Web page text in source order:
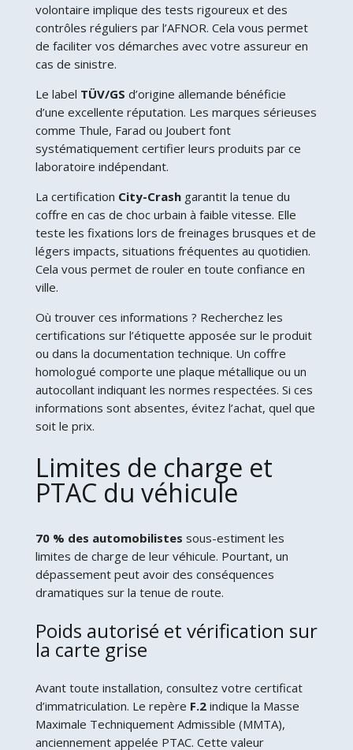
volontaire implique des tests rigoureux et des
contrôles réguliers par l’AFNOR. Cela vous permet
de faciliter vos démarches avec votre assureur en
cas de sinistre.
Le label TÜV/GS d’origine allemande bénéficie
d’une excellente réputation. Les marques sérieuses
comme Thule, Farad ou Joubert font
systématiquement certifier leurs produits par ce
laboratoire indépendant.
La certification City-Crashgarantit la tenue du
coffre en cas de choc urbain à faible vitesse. Elle
teste les fixations lors de freinages brusques et de
légers impacts, situations fréquentes au quotidien.
Cela vous permet de rouler en toute confiance en
ville.
Où trouver ces informations ? Recherchez les
certifications sur l’étiquette apposée sur le produit
ou dans la documentation technique. Un coffre
homologué comporte une plaque métallique ou un
autocollant indiquant les normes respectées. Si ces
informations sont absentes, évitez l’achat, quel que
soit le prix.
Limites de charge et
PTAC du véhicule
70 % des automobilistes sous-estiment les
limites de charge de leur véhicule. Pourtant, un
dépassement peut avoir des conséquences
dramatiques sur la tenue de route.
Poids autorisé et vérification sur
la carte grise
Avant toute installation, consultez votre certificat
d’immatriculation. Le repère F.2indique la Masse
Maximale Techniquement Admissible (MMTA),
anciennement appelée PTAC. Cette valeur